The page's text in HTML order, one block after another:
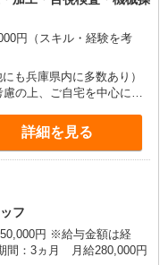
円（スキル・経験を考
も兵庫県内に多数あり）
の上、ご自宅を中心に通
詳細を見る
フ
円 ※給与金額は経
を考慮 試用期間：3ヵ月 月給280,000円